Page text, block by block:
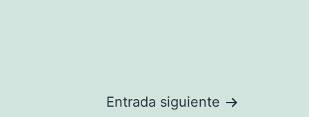
Entrada siguiente